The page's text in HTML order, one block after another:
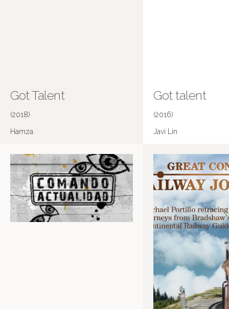
Got Talent
(2018)
Hamza
Got talent
(2016)
Javi Lin